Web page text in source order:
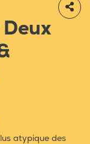
atypique des